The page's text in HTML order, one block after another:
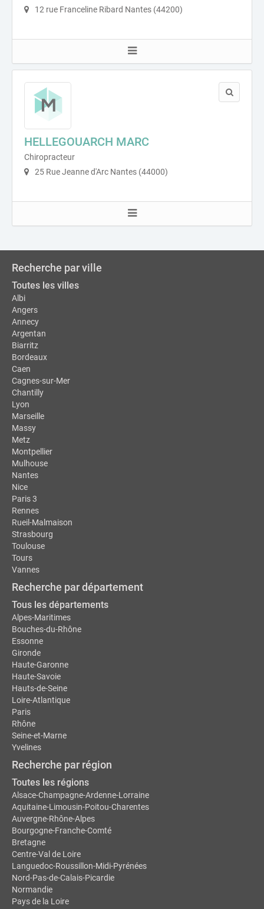
12 rue Franceline Ribard Nantes (44200)
HELLEGOUARCH MARC
Chiropracteur
25 Rue Jeanne d'Arc Nantes (44000)
Recherche par ville
Toutes les villes
Albi
Angers
Annecy
Argentan
Biarritz
Bordeaux
Caen
Cagnes-sur-Mer
Chantilly
Lyon
Marseille
Massy
Metz
Montpellier
Mulhouse
Nantes
Nice
Paris 3
Rennes
Rueil-Malmaison
Strasbourg
Toulouse
Tours
Vannes
Recherche par département
Tous les départements
Alpes-Maritimes
Bouches-du-Rhône
Essonne
Gironde
Haute-Garonne
Haute-Savoie
Hauts-de-Seine
Loire-Atlantique
Paris
Rhône
Seine-et-Marne
Yvelines
Recherche par région
Toutes les régions
Alsace-Champagne-Ardenne-Lorraine
Aquitaine-Limousin-Poitou-Charentes
Auvergne-Rhône-Alpes
Bourgogne-Franche-Comté
Bretagne
Centre-Val de Loire
Languedoc-Roussillon-Midi-Pyrénées
Nord-Pas-de-Calais-Picardie
Normandie
Pays de la Loire